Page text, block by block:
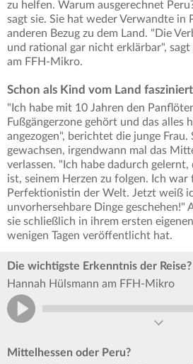
zu helfen. Warum ausgerechnet
sagt sie. Sie hat weder Verwandte in
anderen Bezug zu dem Land. "Die
und rational gar nicht erklärbar",
am FFH-Mikro.
Schon als Kind vom Land fasziniert
"Ich habe mit 10 Jahren den
Fußgängerzone gehört und das alles
angezogen", berichtet die junge
gewachsen, irgendwann mal das
verlassen. "Ich habe dadurch gelernt,
ist, seinem Herzen zu folgen. Ich
Perfektionistin der Welt. Jetzt weiß
unvorhersehbare Dinge geschehen!"
sie schließlich in ihrem ersten
wenigen Tagen veröffentlicht hat.
Die wichtigste Erkenntnis der Reise?
Hannah Hülsmann am FFH-Mikro
Mittelhessen oder Peru?